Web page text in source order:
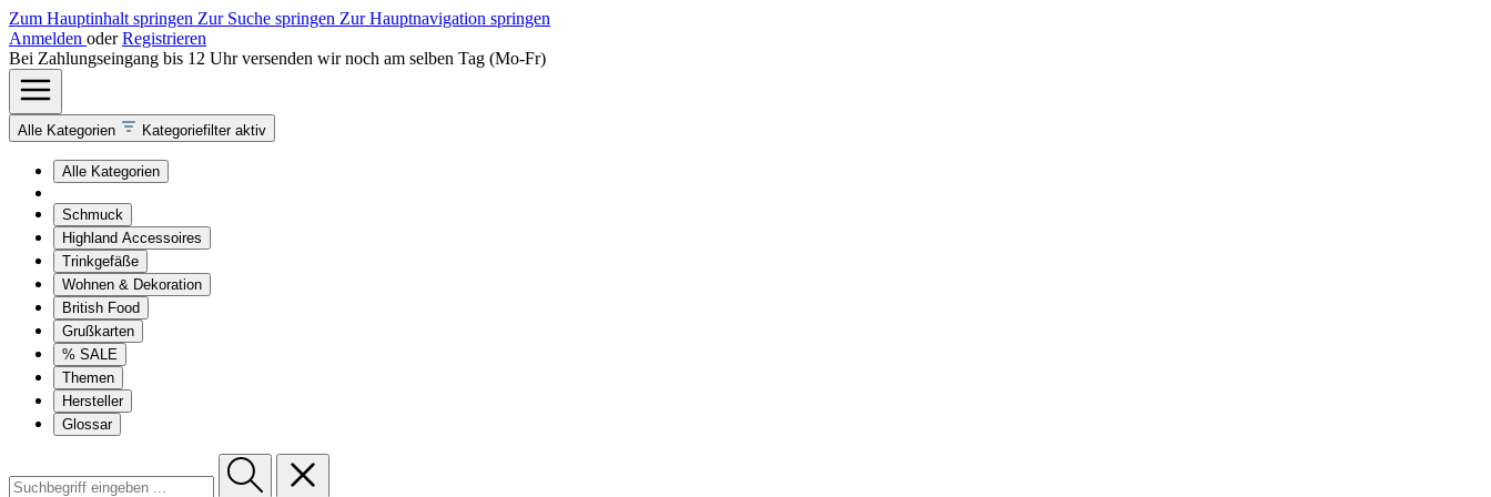
Zum Hauptinhalt springen Zur Suche springen Zur Hauptnavigation springen
Anmelden oder Registrieren
Bei Zahlungseingang bis 12 Uhr versenden wir noch am selben Tag (Mo-Fr)
Alle Kategorien Kategoriefilter aktiv
Alle Kategorien
Schmuck
Highland Accessoires
Trinkgefäße
Wohnen & Dekoration
British Food
Grußkarten
% SALE
Themen
Hersteller
Glossar